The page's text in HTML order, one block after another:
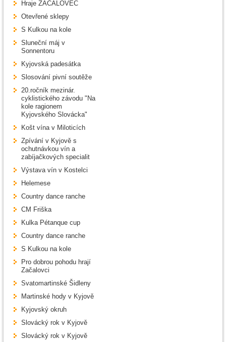
Hraje ZAČALOVEC
Otevřené sklepy
S Kulkou na kole
Sluneční máj v
Sonnentoru
Kyjovská padesátka
Slosování pivní soutěže
20.ročník mezinár.
cyklistického závodu "Na
kole ragionem
Kyjovského Slovácka"
Košt vína v Miloticích
Zpívání v Kyjově s
ochutnávkou vín a
zabíjačkových specialit
Výstava vín v Kostelci
Helemese
Country dance ranche
CM Friška
Kulka Pétanque cup
Country dance ranche
S Kulkou na kole
Pro dobrou pohodu hrají
Začalovci
Svatomartinské Šidleny
Martinské hody v Kyjově
Kyjovský okruh
Slovácký rok v Kyjově
Slovácký rok v Kyjově